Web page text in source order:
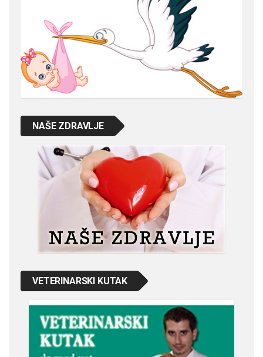
NAŠE ZDRAVLJE
VETERINARSKI KUTAK